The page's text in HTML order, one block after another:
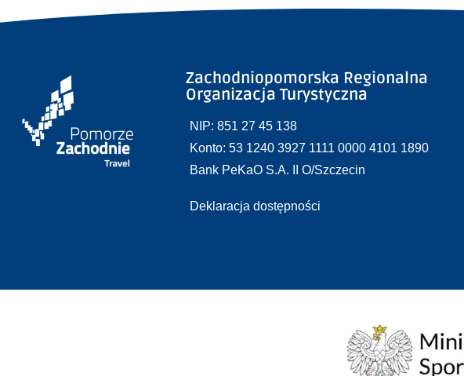
Zachodniopomorska Regionalna
Organizacja Turystyczna
NIP: 851 27 45 138
Konto: 53 1240 3927 1111 0000 4101 1890
Bank PeKaO S.A. II O/Szczecin
Deklaracja dostępności